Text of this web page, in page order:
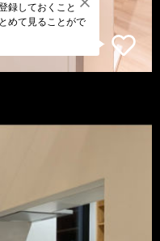
録しておくこと
めて見ることがで